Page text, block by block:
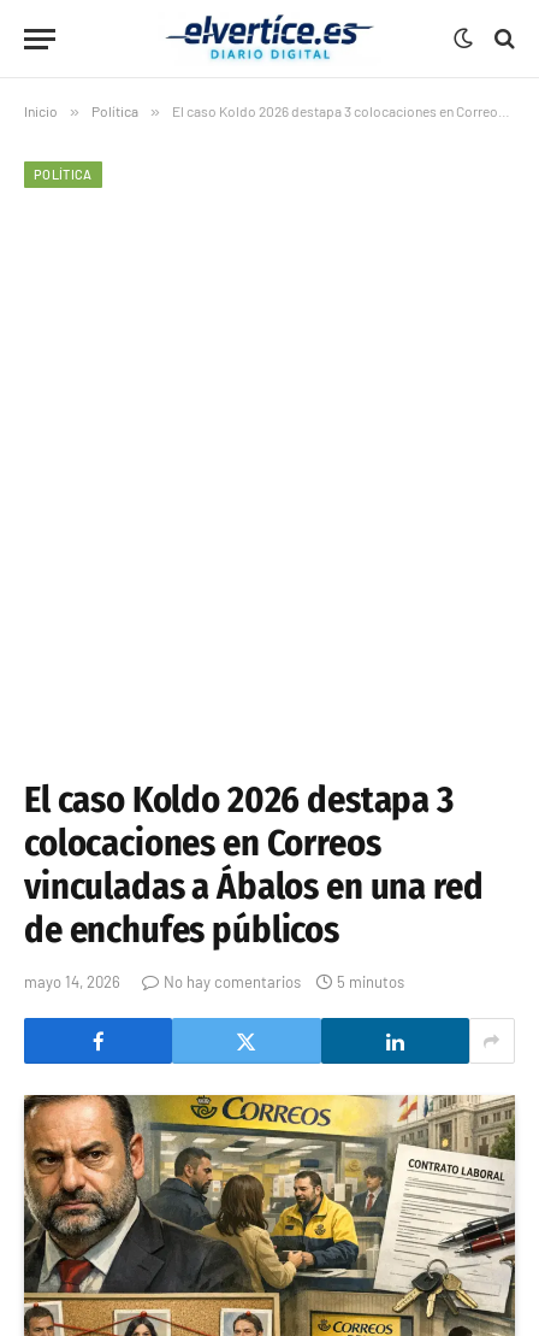
Inicio » Política » El caso Koldo 2026 destapa 3 colocaciones en Correos vinculadas a Ábalos en una red de enchufes públicos
POLÍTICA
El caso Koldo 2026 destapa 3
colocaciones en Correos
vinculadas a Ábalos en una red
de enchufes públicos
mayo 14, 2026 No hay comentarios 5 minutos